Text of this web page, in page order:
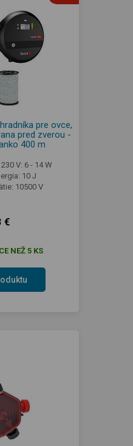
pre ovce,
pred zverou -
400 m
V: 6 - 14 W
10 J
10500 V
€
NEŽ 5 KS